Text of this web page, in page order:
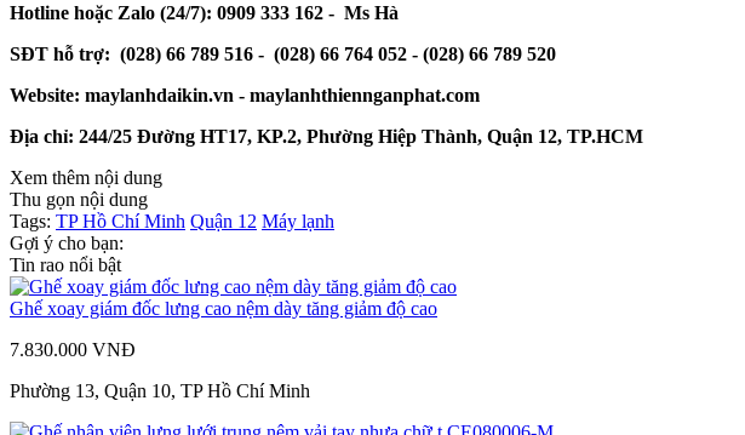
Hotline hoặc Zalo (24/7): 0909 333 162 - Ms Hà
SĐT hỗ trợ: (028) 66 789 516 - (028) 66 764 052 - (028) 66 789 520
Website: maylanhdaikin.vn - maylanhthiennganphat.com
Địa chỉ: 244/25 Đường HT17, KP.2, Phường Hiệp Thành, Quận 12, TP.HCM
Xem thêm nội dung
Thu gọn nội dung
Tags: TP Hồ Chí Minh Quận 12 Máy lạnh
Gợi ý cho bạn:
Tin rao nổi bật
Ghế xoay giám đốc lưng cao nệm dày tăng giảm độ cao
7.830.000 VNĐ
Phường 13, Quận 10, TP Hồ Chí Minh